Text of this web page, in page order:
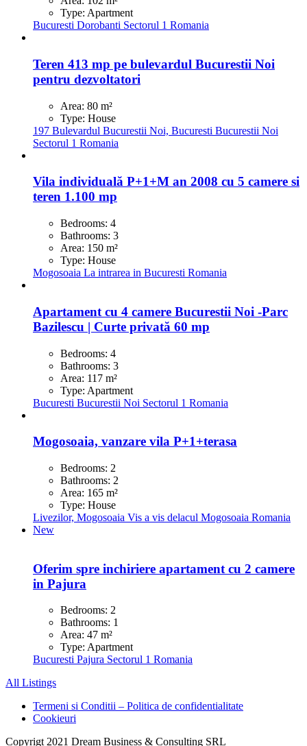
Type: Apartment
Bucuresti Dorobanti Sectorul 1 Romania
Teren 413 mp pe bulevardul Bucurestii Noi
pentru dezvoltatori
Area: 80 m²
Type: House
197 Bulevardul Bucurestii Noi, Bucuresti Bucurestii Noi
Sectorul 1 Romania
Vila individuală P+1+M an 2008 cu 5 camere si
teren 1.100 mp
Bedrooms: 4
Bathrooms: 3
Area: 150 m²
Type: House
Mogosoaia La intrarea in Bucuresti Romania
Apartament cu 4 camere Bucurestii Noi -Parc
Bazilescu | Curte privată 60 mp
Bedrooms: 4
Bathrooms: 3
Area: 117 m²
Type: Apartment
Bucuresti Bucurestii Noi Sectorul 1 Romania
Mogosoaia, vanzare vila P+1+terasa
Bedrooms: 2
Bathrooms: 2
Area: 165 m²
Type: House
Livezilor, Mogosoaia Vis a vis delacul Mogosoaia Romania
New
Oferim spre inchiriere apartament cu 2 camere
in Pajura
Bedrooms: 2
Bathrooms: 1
Area: 47 m²
Type: Apartment
Bucuresti Pajura Sectorul 1 Romania
All Listings
Termeni si Conditii – Politica de confidentialitate
Cookieuri
Copyrigt 2021 Dream Business & Consulting SRL